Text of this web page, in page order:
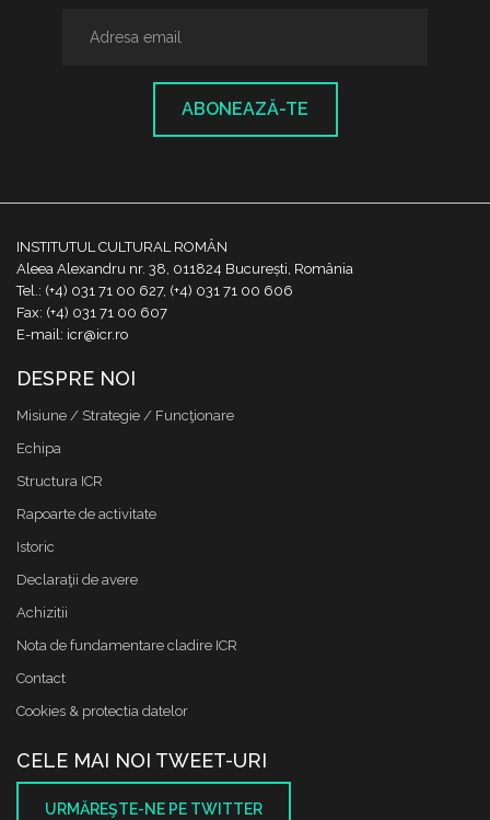
ABONEAZĂ-TE
INSTITUTUL CULTURAL ROMÂN
Aleea Alexandru nr. 38, 011824 București, România
Tel.: (+4) 031 71 00 627, (+4) 031 71 00 606
Fax: (+4) 031 71 00 607
E-mail: icr@icr.ro
DESPRE NOI
Misiune / Strategie / Funcţionare
Echipa
Structura ICR
Rapoarte de activitate
Istoric
Declaraţii de avere
Achizitii
Nota de fundamentare cladire ICR
Contact
Cookies & protectia datelor
CELE MAI NOI TWEET-URI
URMĂREŞTE-NE PE TWITTER